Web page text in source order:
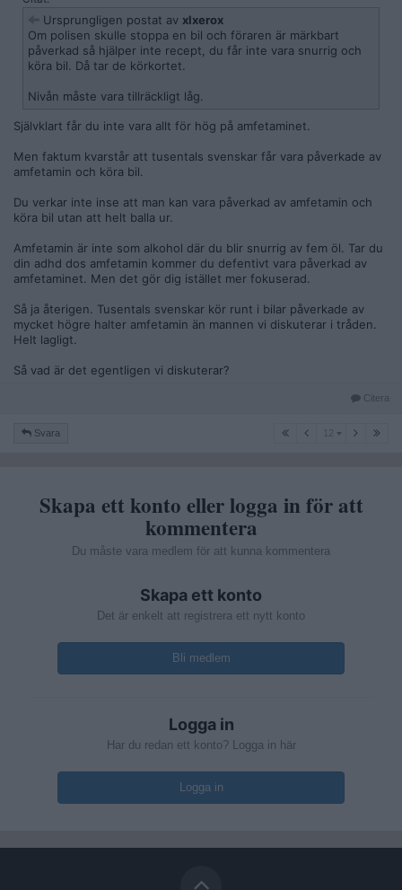
Ursprungligen postat av xlxerox
Om polisen skulle stoppa en bil och föraren är märkbart
påverkad så hjälper inte recept, du får inte vara snurrig och
köra bil. Då tar de körkortet.
Nivån måste vara tillräckligt låg.
Självklart får du inte vara allt för hög på amfetaminet.
Men faktum kvarstår att tusentals svenskar får vara påverkade av
amfetamin och köra bil.
Du verkar inte inse att man kan vara påverkad av amfetamin och
köra bil utan att helt balla ur.
Amfetamin är inte som alkohol där du blir snurrig av fem öl. Tar du
din adhd dos amfetamin kommer du defentivt vara påverkad av
amfetaminet. Men det gör dig istället mer fokuserad.
Så ja återigen. Tusentals svenskar kör runt i bilar påverkade av
mycket högre halter amfetamin än mannen vi diskuterar i tråden.
Helt lagligt.
Så vad är det egentligen vi diskuterar?
Citera
Svara
Skapa ett konto eller logga in för att
kommentera
Du måste vara medlem för att kunna kommentera
Skapa ett konto
Det är enkelt att registrera ett nytt konto
Bli medlem
Logga in
Har du redan ett konto? Logga in här
Logga in